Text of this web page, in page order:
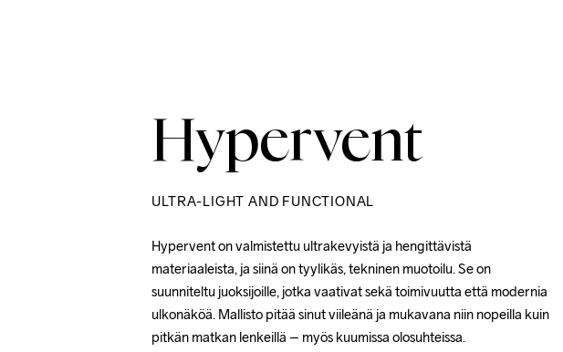
Hypervent
ULTRA-LIGHT AND FUNCTIONAL
Hypervent on valmistettu ultrakevyistä ja hengittävistä
materiaaleista, ja siinä on tyylikäs, tekninen muotoilu. Se on
suunniteltu juoksijoille, jotka vaativat sekä toimivuutta että modernia
ulkonäköä. Mallisto pitää sinut viileänä ja mukavana niin nopeilla kuin
pitkän matkan lenkeillä – myös kuumissa olosuhteissa.